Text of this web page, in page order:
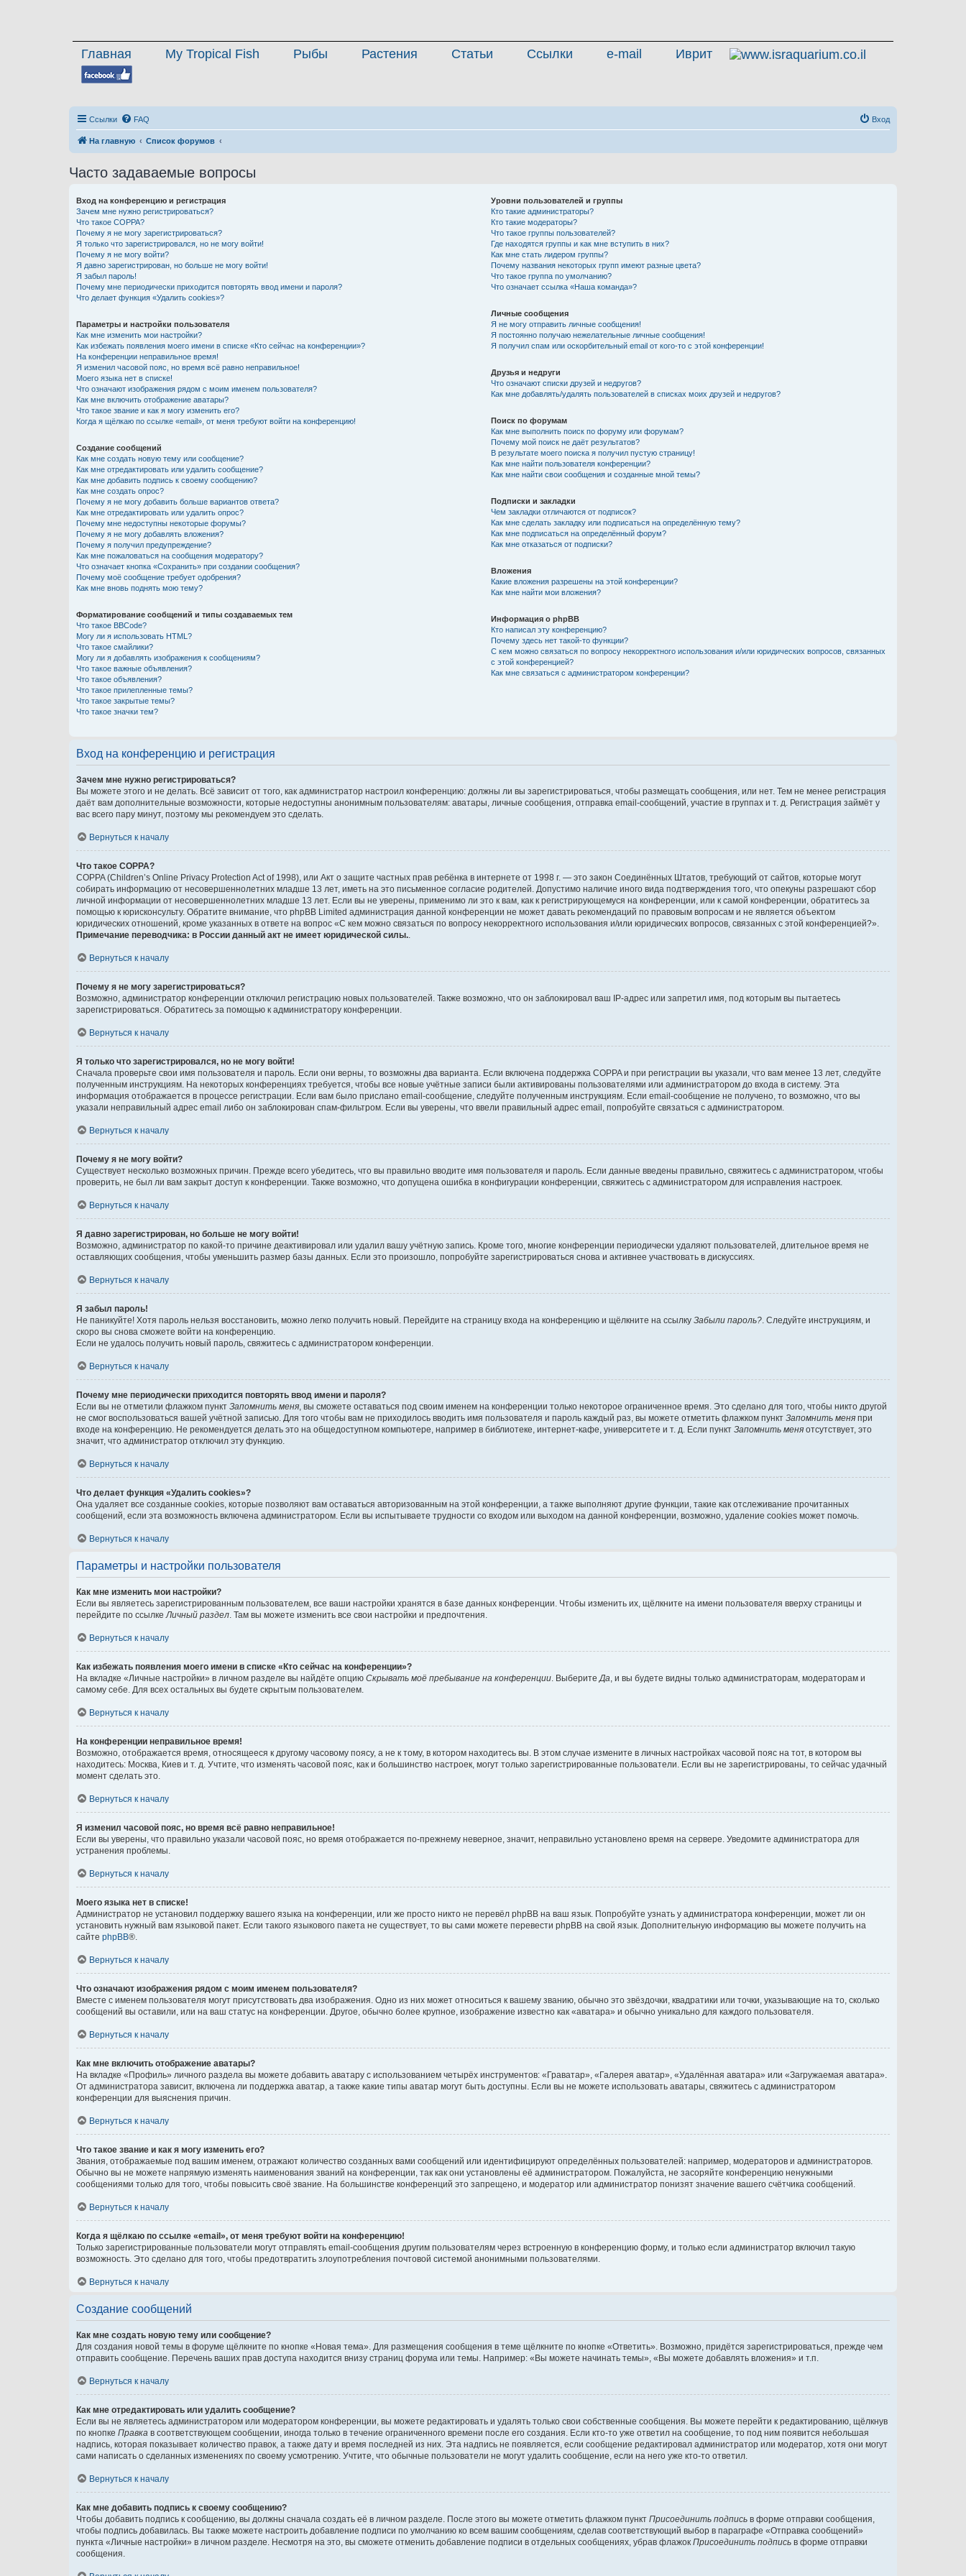
Главная My Tropical Fish Рыбы Растения Статьи Ссылки e-mail Иврит
Ссылки FAQ Вход
На главную Список форумов
Часто задаваемые вопросы
Вход на конференцию и регистрация
Зачем мне нужно регистрироваться?
Что такое COPPA?
Почему я не могу зарегистрироваться?
Я только что зарегистрировался, но не могу войти!
Почему я не могу войти?
Я давно зарегистрирован, но больше не могу войти!
Я забыл пароль!
Почему мне периодически приходится повторять ввод имени и пароля?
Что делает функция «Удалить cookies»?
Параметры и настройки пользователя
Как мне изменить мои настройки?
Как избежать появления моего имени в списке «Кто сейчас на конференции»?
На конференции неправильное время!
Я изменил часовой пояс, но время всё равно неправильное!
Моего языка нет в списке!
Что означают изображения рядом с моим именем пользователя?
Как мне включить отображение аватары?
Что такое звание и как я могу изменить его?
Когда я щёлкаю по ссылке «email», от меня требуют войти на конференцию!
Создание сообщений
Как мне создать новую тему или сообщение?
Как мне отредактировать или удалить сообщение?
Как мне добавить подпись к своему сообщению?
Как мне создать опрос?
Почему я не могу добавить больше вариантов ответа?
Как мне отредактировать или удалить опрос?
Почему мне недоступны некоторые форумы?
Почему я не могу добавлять вложения?
Почему я получил предупреждение?
Как мне пожаловаться на сообщения модератору?
Что означает кнопка «Сохранить» при создании сообщения?
Почему моё сообщение требует одобрения?
Как мне вновь поднять мою тему?
Форматирование сообщений и типы создаваемых тем
Что такое BBCode?
Могу ли я использовать HTML?
Что такое смайлики?
Могу ли я добавлять изображения к сообщениям?
Что такое важные объявления?
Что такое объявления?
Что такое прилепленные темы?
Что такое закрытые темы?
Что такое значки тем?
Уровни пользователей и группы
Кто такие администраторы?
Кто такие модераторы?
Что такое группы пользователей?
Где находятся группы и как мне вступить в них?
Как мне стать лидером группы?
Почему названия некоторых групп имеют разные цвета?
Что такое группа по умолчанию?
Что означает ссылка «Наша команда»?
Личные сообщения
Я не могу отправить личные сообщения!
Я постоянно получаю нежелательные личные сообщения!
Я получил спам или оскорбительный email от кого-то с этой конференции!
Друзья и недруги
Что означают списки друзей и недругов?
Как мне добавлять/удалять пользователей в списках моих друзей и недругов?
Поиск по форумам
Как мне выполнить поиск по форуму или форумам?
Почему мой поиск не даёт результатов?
В результате моего поиска я получил пустую страницу!
Как мне найти пользователя конференции?
Как мне найти свои сообщения и созданные мной темы?
Подписки и закладки
Чем закладки отличаются от подписок?
Как мне сделать закладку или подписаться на определённую тему?
Как мне подписаться на определённый форум?
Как мне отказаться от подписки?
Вложения
Какие вложения разрешены на этой конференции?
Как мне найти мои вложения?
Информация о phpBB
Кто написал эту конференцию?
Почему здесь нет такой-то функции?
С кем можно связаться по вопросу некорректного использования и/или юридических вопросов, связанных
с этой конференцией?
Как мне связаться с администратором конференции?
Вход на конференцию и регистрация
Зачем мне нужно регистрироваться?
Вы можете этого и не делать. Всё зависит от того, как администратор настроил конференцию: должны ли вы зарегистрироваться, чтобы размещать сообщения, или нет. Тем не менее регистрация
даёт вам дополнительные возможности, которые недоступны анонимным пользователям: аватары, личные сообщения, отправка email-сообщений, участие в группах и т. д. Регистрация займёт у
вас всего пару минут, поэтому мы рекомендуем это сделать.
Вернуться к началу
Что такое COPPA?
COPPA (Children’s Online Privacy Protection Act of 1998), или Акт о защите частных прав ребёнка в интернете от 1998 г. — это закон Соединённых Штатов, требующий от сайтов, которые могут
собирать информацию от несовершеннолетних младше 13 лет, иметь на это письменное согласие родителей. Допустимо наличие иного вида подтверждения того, что опекуны разрешают сбор
личной информации от несовершеннолетних младше 13 лет. Если вы не уверены, применимо ли это к вам, как к регистрирующемуся на конференции, или к самой конференции, обратитесь за
помощью к юрисконсульту. Обратите внимание, что phpBB Limited администрация данной конференции не может давать рекомендаций по правовым вопросам и не является объектом
юридических отношений, кроме указанных в ответе на вопрос «С кем можно связаться по вопросу некорректного использования и/или юридических вопросов, связанных с этой конференцией?».
Примечание переводчика: в России данный акт не имеет юридической силы..
Вернуться к началу
Почему я не могу зарегистрироваться?
Возможно, администратор конференции отключил регистрацию новых пользователей. Также возможно, что он заблокировал ваш IP-адрес или запретил имя, под которым вы пытаетесь
зарегистрироваться. Обратитесь за помощью к администратору конференции.
Вернуться к началу
Я только что зарегистрировался, но не могу войти!
Сначала проверьте свои имя пользователя и пароль. Если они верны, то возможны два варианта. Если включена поддержка COPPA и при регистрации вы указали, что вам менее 13 лет, следуйте
полученным инструкциям. На некоторых конференциях требуется, чтобы все новые учётные записи были активированы пользователями или администратором до входа в систему. Эта
информация отображается в процессе регистрации. Если вам было прислано email-сообщение, следуйте полученным инструкциям. Если email-сообщение не получено, то возможно, что вы
указали неправильный адрес email либо он заблокирован спам-фильтром. Если вы уверены, что ввели правильный адрес email, попробуйте связаться с администратором.
Вернуться к началу
Почему я не могу войти?
Существует несколько возможных причин. Прежде всего убедитесь, что вы правильно вводите имя пользователя и пароль. Если данные введены правильно, свяжитесь с администратором, чтобы
проверить, не был ли вам закрыт доступ к конференции. Также возможно, что допущена ошибка в конфигурации конференции, свяжитесь с администратором для исправления настроек.
Вернуться к началу
Я давно зарегистрирован, но больше не могу войти!
Возможно, администратор по какой-то причине деактивировал или удалил вашу учётную запись. Кроме того, многие конференции периодически удаляют пользователей, длительное время не
оставляющих сообщения, чтобы уменьшить размер базы данных. Если это произошло, попробуйте зарегистрироваться снова и активнее участвовать в дискуссиях.
Вернуться к началу
Я забыл пароль!
Не паникуйте! Хотя пароль нельзя восстановить, можно легко получить новый. Перейдите на страницу входа на конференцию и щёлкните на ссылку Забыли пароль?. Следуйте инструкциям, и
скоро вы снова сможете войти на конференцию.
Если не удалось получить новый пароль, свяжитесь с администратором конференции.
Вернуться к началу
Почему мне периодически приходится повторять ввод имени и пароля?
Если вы не отметили флажком пункт Запомнить меня, вы сможете оставаться под своим именем на конференции только некоторое ограниченное время. Это сделано для того, чтобы никто другой
не смог воспользоваться вашей учётной записью. Для того чтобы вам не приходилось вводить имя пользователя и пароль каждый раз, вы можете отметить флажком пункт Запомнить меня при
входе на конференцию. Не рекомендуется делать это на общедоступном компьютере, например в библиотеке, интернет-кафе, университете и т. д. Если пункт Запомнить меня отсутствует, это
значит, что администратор отключил эту функцию.
Вернуться к началу
Что делает функция «Удалить cookies»?
Она удаляет все созданные cookies, которые позволяют вам оставаться авторизованным на этой конференции, а также выполняют другие функции, такие как отслеживание прочитанных
сообщений, если эта возможность включена администратором. Если вы испытываете трудности со входом или выходом на данной конференции, возможно, удаление cookies может помочь.
Вернуться к началу
Параметры и настройки пользователя
Как мне изменить мои настройки?
Если вы являетесь зарегистрированным пользователем, все ваши настройки хранятся в базе данных конференции. Чтобы изменить их, щёлкните на имени пользователя вверху страницы и
перейдите по ссылкеЛичный раздел. Там вы можете изменить все свои настройки и предпочтения.
Вернуться к началу
Как избежать появления моего имени в списке «Кто сейчас на конференции»?
На вкладке «Личные настройки» в личном разделе вы найдёте опцию Скрывать моё пребывание на конференции. ВыберитеДа, и вы будете видны только администраторам, модераторам и
самому себе. Для всех остальных вы будете скрытым пользователем.
Вернуться к началу
На конференции неправильное время!
Возможно, отображается время, относящееся к другому часовому поясу, а не к тому, в котором находитесь вы. В этом случае измените в личных настройках часовой пояс на тот, в котором вы
находитесь: Москва, Киев и т. д. Учтите, что изменять часовой пояс, как и большинство настроек, могут только зарегистрированные пользователи. Если вы не зарегистрированы, то сейчас удачный
момент сделать это.
Вернуться к началу
Я изменил часовой пояс, но время всё равно неправильное!
Если вы уверены, что правильно указали часовой пояс, но время отображается по-прежнему неверное, значит, неправильно установлено время на сервере. Уведомите администратора для
устранения проблемы.
Вернуться к началу
Моего языка нет в списке!
Администратор не установил поддержку вашего языка на конференции, или же просто никто не перевёл phpBB на ваш язык. Попробуйте узнать у администратора конференции, может ли он
установить нужный вам языковой пакет. Если такого языкового пакета не существует, то вы сами можете перевести phpBB на свой язык. Дополнительную информацию вы можете получить на
сайте phpBB®.
Вернуться к началу
Что означают изображения рядом с моим именем пользователя?
Вместе с именем пользователя могут присутствовать два изображения. Одно из них может относиться к вашему званию, обычно это звёздочки, квадратики или точки, указывающие на то, сколько
сообщений вы оставили, или на ваш статус на конференции. Другое, обычно более крупное, изображение известно как «аватара» и обычно уникально для каждого пользователя.
Вернуться к началу
Как мне включить отображение аватары?
На вкладке «Профиль» личного раздела вы можете добавить аватару с использованием четырёх инструментов: «Граватар», «Галерея аватар», «Удалённая аватара» или «Загружаемая аватара».
От администратора зависит, включена ли поддержка аватар, а также какие типы аватар могут быть доступны. Если вы не можете использовать аватары, свяжитесь с администратором
конференции для выяснения причин.
Вернуться к началу
Что такое звание и как я могу изменить его?
Звания, отображаемые под вашим именем, отражают количество созданных вами сообщений или идентифицируют определённых пользователей: например, модераторов и администраторов.
Обычно вы не можете напрямую изменять наименования званий на конференции, так как они установлены её администратором. Пожалуйста, не засоряйте конференцию ненужными
сообщениями только для того, чтобы повысить своё звание. На большинстве конференций это запрещено, и модератор или администратор понизят значение вашего счётчика сообщений.
Вернуться к началу
Когда я щёлкаю по ссылке «email», от меня требуют войти на конференцию!
Только зарегистрированные пользователи могут отправлять email-сообщения другим пользователям через встроенную в конференцию форму, и только если администратор включил такую
возможность. Это сделано для того, чтобы предотвратить злоупотребления почтовой системой анонимными пользователями.
Вернуться к началу
Создание сообщений
Как мне создать новую тему или сообщение?
Для создания новой темы в форуме щёлкните по кнопке «Новая тема». Для размещения сообщения в теме щёлкните по кнопке «Ответить». Возможно, придётся зарегистрироваться, прежде чем
отправить сообщение. Перечень ваших прав доступа находится внизу страниц форума или темы. Например: «Вы можете начинать темы», «Вы можете добавлять вложения» и т.п.
Вернуться к началу
Как мне отредактировать или удалить сообщение?
Если вы не являетесь администратором или модератором конференции, вы можете редактировать и удалять только свои собственные сообщения. Вы можете перейти к редактированию, щёлкнув
по кнопке Правка в соответствующем сообщении, иногда только в течение ограниченного времени после его создания. Если кто-то уже ответил на сообщение, то под ним появится небольшая
надпись, которая показывает количество правок, а также дату и время последней из них. Эта надпись не появляется, если сообщение редактировал администратор или модератор, хотя они могут
сами написать о сделанных изменениях по своему усмотрению. Учтите, что обычные пользователи не могут удалить сообщение, если на него уже кто-то ответил.
Вернуться к началу
Как мне добавить подпись к своему сообщению?
Чтобы добавить подпись к сообщению, вы должны сначала создать её в личном разделе. После этого вы можете отметить флажком пункт Присоединить подпись в форме отправки сообщения,
чтобы подпись добавилась. Вы также можете настроить добавление подписи по умолчанию ко всем вашим сообщениям, сделав соответствующий выбор в параграфе «Отправка сообщений»
пункта «Личные настройки» в личном разделе. Несмотря на это, вы сможете отменить добавление подписи в отдельных сообщениях, убрав флажок Присоединить подпись в форме отправки
сообщения.